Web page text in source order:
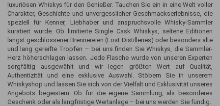
luxuriösen Whiskys für den Genießer. Tauchen Sie ein in eine Welt voller
Charakter, Geschichte und unvergesslicher Geschmackserlebnisse, die
speziell für Kenner, Liebhaber und anspruchsvolle Whisky-Sammler
kuratiert wurde. Ob limitierte Single Cask Whiskys, seltene Editionen
längst geschlossener Brennereien (Lost Distilleries) oder besonders alte
und lang gereifte Tropfen – bei uns finden Sie Whiskys, die Sammler-
Herz höherschlagen lassen. Jede Flasche wurde von unseren Experten
sorgfältig ausgewählt und wir legen größten Wert auf Qualität,
Authentizität und eine exklusive Auswahl. Stöbern Sie in unserem
Whiskyshop und lassen Sie sich von der Vielfalt und Exklusivität unseres
Angebots begeistern. Ob für die eigene Sammlung, als besonderes
Geschenk oder als langfristige Wertanlage – bei uns werden Sie fündig.